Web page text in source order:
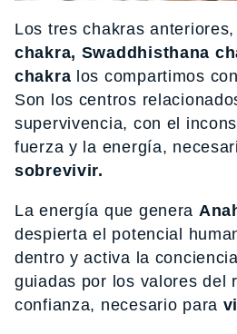
Los tres chakras anteriores,
chakra, Swaddhisthana
chakra los compartimos
Son los centros
supervivencia, con el
fuerza y la energía,
sobrevivir.
La energía que genera
despierta el potencial
dentro y activa la
guiadas por los valores del
confianza, necesario para